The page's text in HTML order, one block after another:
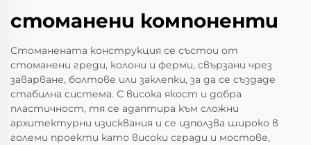
стоманени компоненти
Стоманената конструкция се състои от
стоманени греди, колони и ферми, свързани чрез
заварване, болтове или заклепки, за да се създаде
стабилна система. С висока якост и добра
пластичност, тя се адаптира към сложни
архитектурни изисквания и се използва широко в
големи проекти като високи сгради и мостове,